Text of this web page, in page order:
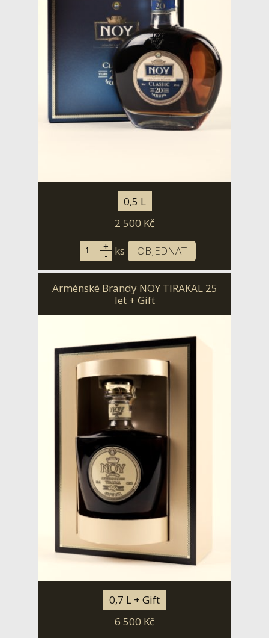
0,5 L
2 500 Kč
+
- ks OBJEDNAT
Arménské Brandy NOY TIRAKAL 25
let + Gift
0,7 L + Gift
6 500 Kč